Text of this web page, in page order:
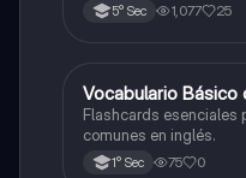
5° Sec 1,077 25
VInglés
Vocabulario Básico
Flashcards esenciales
comunes en inglés.
1° Sec 75 0